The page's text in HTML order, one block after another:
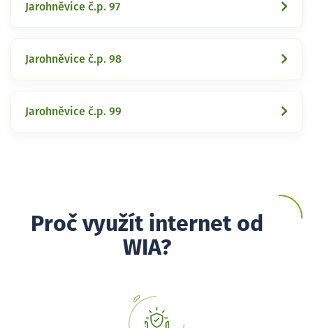
Jarohněvice č.p. 97
Jarohněvice č.p. 98
Jarohněvice č.p. 99
Proč využít internet od
WIA?